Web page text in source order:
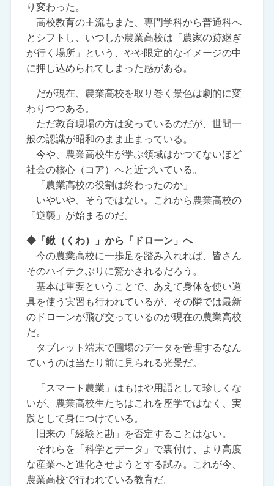
り変わった。
高校教育の主流もまた、専門学科から普通科へ
とシフトし、いつしか農業高校は「農家の跡継ぎ
が行く場所」という、やや限定的なイメージの中
に押し込められてしまった感がある。
だが現在、農業高校を取り巻く景色は劇的に変
わりつつある。
ただ教育現場の方は変っているのだが、世間一
般の認識が昭和のまま止まっている。
今や、農業高校生が学ぶ領域はかつてないほど
社会の核心（コア）へと近づいている。
「農業高校の役割は終わったのか」
いやいや、そうではない。これから農業高校の
「逆襲」が始まるのだ。
◆「鍬（くわ）」から「ドローン」へ
今の農業高校に一歩足を踏み入れれば、皆さん
そのハイテクぶりに驚かされるだろう。
基本は重要ということで、あえて身体を使い道
具を使う実習も行われているが、その隣では最新
のドローンが飛び交っているのが現在の農業高校
だ。
タブレット端末で圃場のデータを管理するなん
ていうのは当たり前に見られる光景だ。
「スマート農業」はもはや用語として珍しくな
いが、農業高校生たちはこれを座学ではなく、実
践として身につけている。
旧来の「経験と勘」を否定することはない。
それらを「科学とデータ」で裏付け、より高度
な産業へと進化させようとする試み。これが今、
農業高校で行われている教育だ。